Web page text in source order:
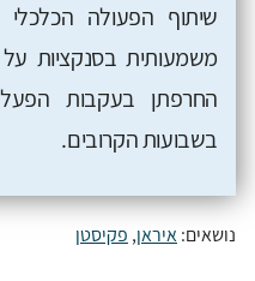
שיתוף הפעולה
משמעותית בסנקציות
החרפתן בעקבות
בשבועות הקרובים.
נושאים:איראן, פקיסטן